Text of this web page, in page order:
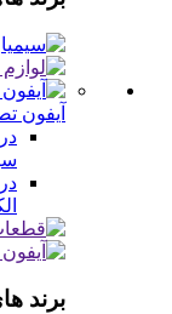
آیفون
برند